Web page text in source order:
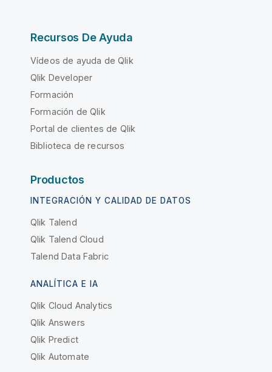
Recursos De Ayuda
Vídeos de ayuda de Qlik
Qlik Developer
Formación
Formación de Qlik
Portal de clientes de Qlik
Biblioteca de recursos
Productos
INTEGRACIÓN Y CALIDAD DE DATOS
Qlik Talend
Qlik Talend Cloud
Talend Data Fabric
ANALÍTICA E IA
Qlik Cloud Analytics
Qlik Answers
Qlik Predict
Qlik Automate